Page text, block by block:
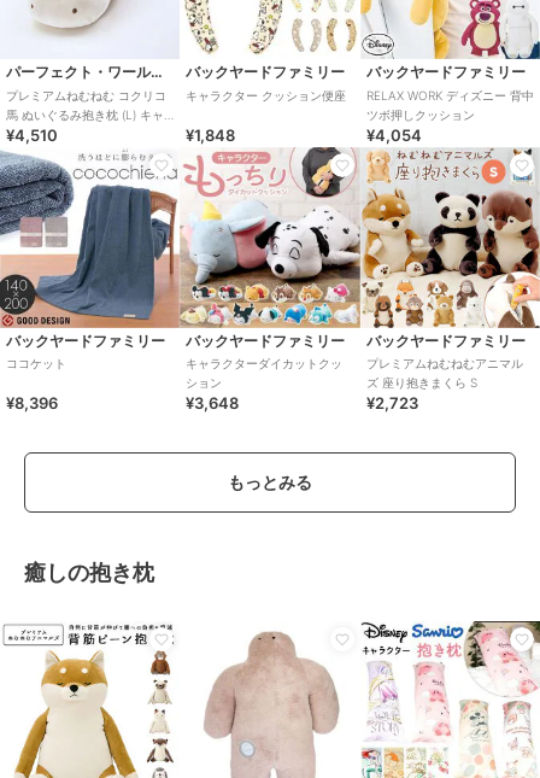
パーフェクト・ワールド・トーキョー
プレミアムねむねむ コクリコ
馬 ぬいぐるみ抱き枕 (L) キャ
メル りぶはあと 2026 干支
¥4,510
バックヤードファミリー
キャラクター クッション便座
¥1,848
バックヤードファミリー
RELAX WORK ディズニー 背中
ツボ押しクッション
¥4,054
バックヤードファミリー
ココケット
¥8,396
バックヤードファミリー
キャラクターダイカットクッ
ション
¥3,648
バックヤードファミリー
プレミアムねむねむアニマル
ズ 座り抱きまくら S
¥2,723
もっとみる
癒しの抱き枕